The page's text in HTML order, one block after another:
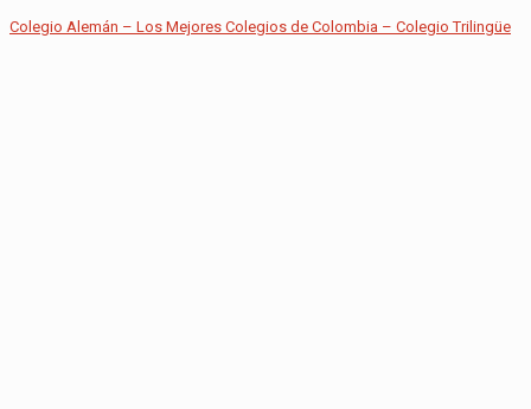
Colegio Alemán – Los Mejores Colegios de Colombia – Colegio Trilingüe